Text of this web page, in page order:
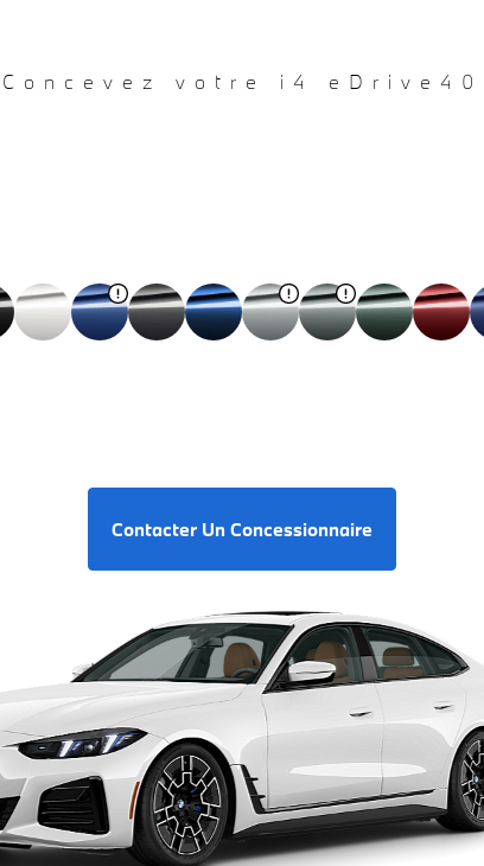
Concevez votre i4 eDrive40
Contacter Un Concessionnaire